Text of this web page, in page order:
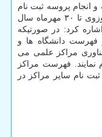
و انجام پروسه ثبت نام
برای همه دانشگاه ها، مراکز آموزشی و حوزوی تا ۳۰ مهرماه سال
کرد: در صورتیکه
دانشگاه ها و
مراکز علمی می
نمایند. فهرست مراکز
نام سایر مراکز در